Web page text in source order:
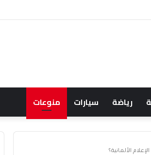
الإقليمية والدولية
رياضة سيارات منوعات
الألمانية؟